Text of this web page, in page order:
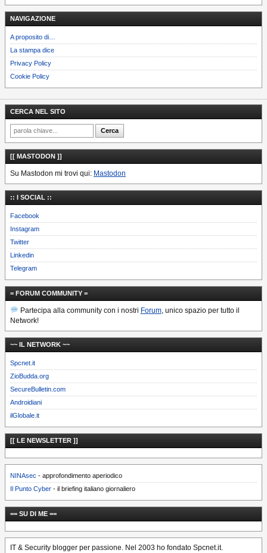
NAVIGAZIONE
A proposito di…
La stampa dice
Privacy Policy
Cookie Policy
CERCA NEL SITO
[[ MASTODON ]]
Su Mastodon mi trovi qui: Mastodon
:: I SOCIAL ::
Facebook
Instagram
Twitter
Linkedin
Telegram
= FORUM COMMUNITY =
Partecipa alla community con i nostri Forum, unico spazio per tutto il
Network!
~~ IL NETWORK ~~
Spcnet.it
ZioBudda.org
SecureBulletin.com
Androidiani
ilGlobale.it
[[ LE NEWSLETTER ]]
NINAsec - approfondimento aperiodico
Il Punto Cyber - il briefing italiano giornaliero
== SU DI ME ==
IT & Security blogger per passione. Nel 2003 ho fondato Spcnet.it.